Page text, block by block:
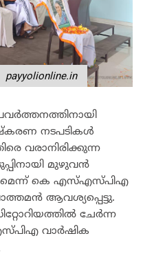
payyolionline.in
നടപടികൾ
വരാനിരിക്കുന്ന
മുഴുവൻ
കെ എസ്‌എസ്‌പിഎ
ആവശ്യപ്പെട്ടു.
ചേർന്ന
വാർഷിക